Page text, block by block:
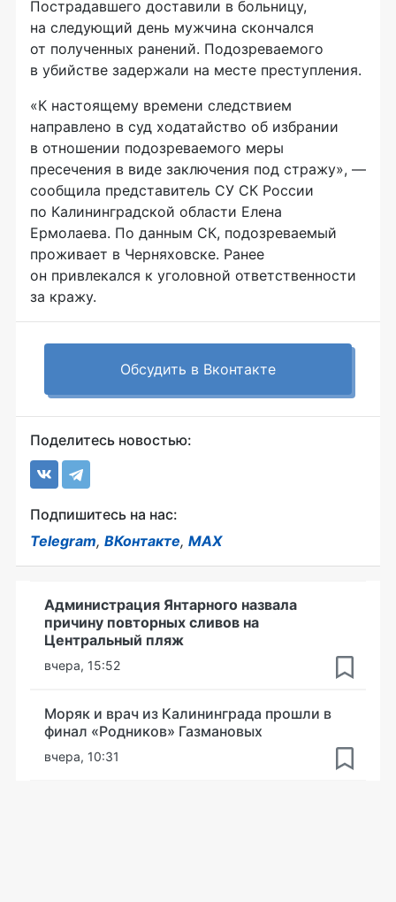
Пострадавшего доставили в больницу,
на следующий день мужчина скончался
от полученных ранений. Подозреваемого
в убийстве задержали на месте преступления.
«К настоящему времени следствием
направлено в суд ходатайство об избрании
в отношении подозреваемого меры
пресечения в виде заключения под стражу», —
сообщила представитель СУ СК России
по Калининградской области Елена
Ермолаева. По данным СК, подозреваемый
проживает в Черняховске. Ранее
он привлекался к уголовной ответственности
за кражу.
Обсудить в Вконтакте
Поделитесь новостью:
Подпишитесь на нас:
Telegram, ВКонтакте, MAX
Администрация Янтарного назвала
причину повторных сливов на
Центральный пляж
вчера, 15:52
Моряк и врач из Калининграда прошли в
финал «Родников» Газмановых
вчера, 10:31